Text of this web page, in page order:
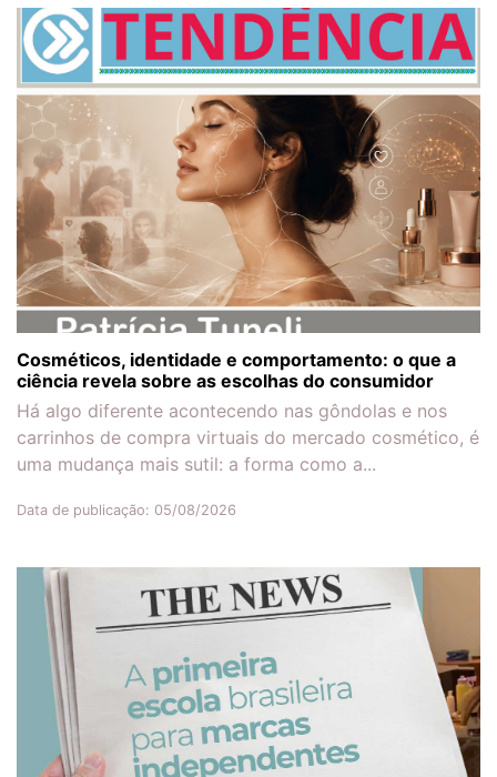
Cosméticos, identidade e comportamento: o que a
ciência revela sobre as escolhas do consumidor
Há algo diferente acontecendo nas gôndolas e nos
carrinhos de compra virtuais do mercado cosmético, é
uma mudança mais sutil: a forma como a...
Data de publicação: 05/08/2026